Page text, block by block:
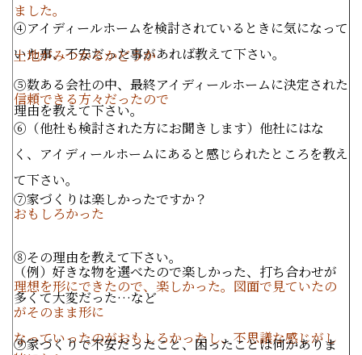
ました。
④アイディールホームを検討されているときに気になって
いた事、不安だった事があれば教えて下さい。
土地がみつかるかどうか
⑤数ある会社の中、最終アイディールホームに決定された
理由を教えて下さい。
信頼できる方々だったので
⑥（他社も検討された方にお聞きします）他社にはな
く、アイディールホームにあると感じられたところを教え
て下さい。
⑦家づくりは楽しかったですか？
おもしろかった
⑧その理由を教えて下さい。
（例）好きな物を選べたので楽しかった、打ち合わせが
多くて大変だった…など
理想を形にできたので、楽しかった。図面で見ていたの
がそのまま形に
なっていったのがおもしろかったし、不思議な感じがし
⑨家づくりで不安だったこと、困ったことは何かありま